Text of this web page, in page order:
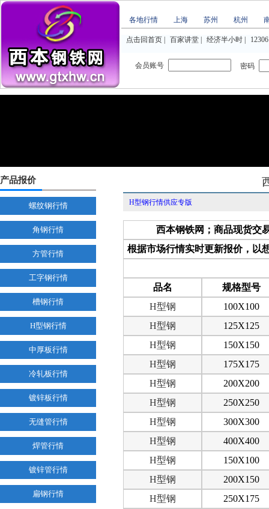
各地行情 上海 苏州 杭州
点击回首页 百家讲堂 经济半小时 12306
会员账号 密码
产品报价
螺纹钢行情
角钢行情
方管行情
工字钢行情
槽钢行情
H型钢行情
中厚板行情
冷轧板行情
镀锌板行情
无缝管行情
焊管行情
镀锌管行情
扁钢行情
H型钢行情供应专版
西本钢铁网；商品现货交
根据市场行情实时更新报价，以
品名
规格型号
H型钢
100X100
H型钢
125X125
H型钢
150X150
H型钢
175X175
H型钢
200X200
H型钢
250X250
H型钢
300X300
H型钢
400X400
H型钢
150X100
H型钢
200X150
H型钢
250X175